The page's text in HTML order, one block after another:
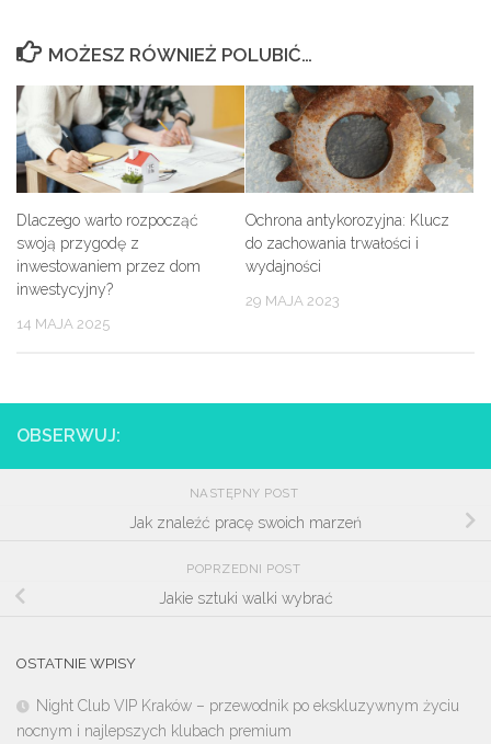
MOŻESZ RÓWNIEŻ POLUBIĆ…
Dlaczego warto rozpocząć
swoją przygodę z
inwestowaniem przez dom
inwestycyjny?
14 MAJA 2025
Ochrona antykorozyjna: Klucz
do zachowania trwałości i
wydajności
29 MAJA 2023
OBSERWUJ:
NASTĘPNY POST
Jak znaleźć pracę swoich marzeń
POPRZEDNI POST
Jakie sztuki walki wybrać
OSTATNIE WPISY
Night Club VIP Kraków – przewodnik po ekskluzywnym życiu
nocnym i najlepszych klubach premium